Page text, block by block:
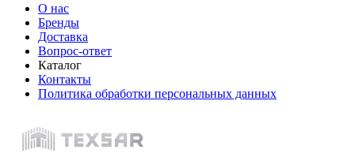
О нас
Бренды
Доставка
Вопрос-ответ
Каталог
Контакты
Политика обработки персональных данных